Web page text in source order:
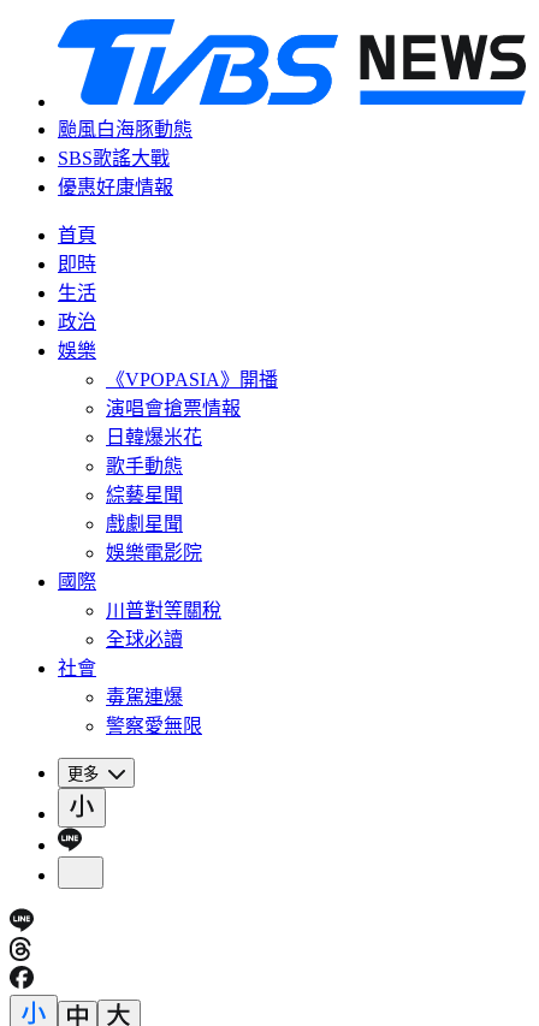
颱風白海豚動態
SBS歌謠大戰
優惠好康情報
首頁
即時
生活
政治
娛樂
《VPOPASIA》開播
演唱會搶票情報
日韓爆米花
歌手動態
綜藝星聞
戲劇星聞
娛樂電影院
國際
川普對等關稅
全球必讀
社會
毒駕連爆
警察愛無限
更多